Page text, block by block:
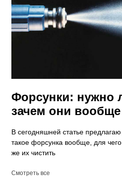
Форсунки: нужно
зачем они
В сегодняшней статье
такое форсунка вообще, для
же их чистить
Смотреть все